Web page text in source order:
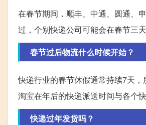
在春节期间，顺丰、中通、圆通、
过，个别快递公司可能会在春节三
春节过后物流什么时候开始？
快递行业的春节休假通常持续7天
淘宝在年后的快递派送时间与各个
快递过年发货吗？